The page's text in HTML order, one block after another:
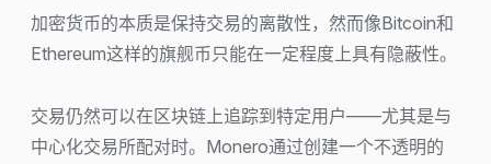
加密货币的本质是保持交易的离散性，然而像Bitcoin和
Ethereum这样的旗舰币只能在一定程度上具有隐蔽性。
交易仍然可以在区块链上追踪到特定用户——尤其是与
中心化交易所配对时。Monero通过创建一个不透明的